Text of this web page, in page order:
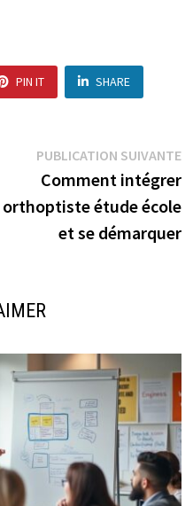
PIN IT SHARE
:
PUBLICATION SUIVANTE
Comment intégrer
orthoptiste étude école
et se démarquer